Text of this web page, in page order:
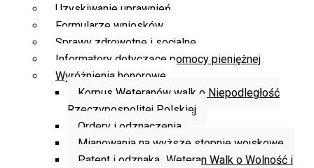
Uzyskiwanie uprawnień
Formularze wniosków
Sprawy zdrowotne i socjalne
Informatory dotyczące pomocy pieniężnej
Wyróżnienia honorowe
Korpus Weteranów walk o Niepodległość
Rzeczypospolitej Polskiej
Ordery i odznaczenia
Mianowania na wyższe stopnie wojskowe
Patent i odznaka „Weteran Walk o Wolność i